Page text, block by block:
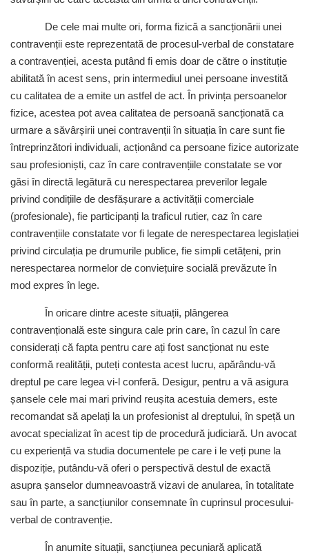
De cele mai multe ori, forma fizică a sancționării unei
contravenții este reprezentată de procesul-verbal de constatare
a contravenției, acesta putând fi emis doar de către o instituție
abilitată în acest sens, prin intermediul unei persoane investită
cu calitatea de a emite un astfel de act. În privința persoanelor
fizice, acestea pot avea calitatea de persoană sancționată ca
urmare a săvârșirii unei contravenții în situația în care sunt fie
întreprinzători individuali, acționând ca persoane fizice autorizate
sau profesioniști, caz în care contravențiile constatate se vor
găsi în directă legătură cu nerespectarea preverilor legale
privind condițiile de desfășurare a activității comerciale
(profesionale), fie participanți la traficul rutier, caz în care
contravențiile constatate vor fi legate de nerespectarea legislației
privind circulația pe drumurile publice, fie simpli cetățeni, prin
nerespectarea normelor de conviețuire socială prevăzute în
mod expres în lege.
În oricare dintre aceste situații, plângerea
contravențională este singura cale prin care, în cazul în care
considerați că fapta pentru care ați fost sancționat nu este
conformă realității, puteți contesta acest lucru, apărându-vă
dreptul pe care legea vi-l conferă. Desigur, pentru a vă asigura
șansele cele mai mari privind reușita acestuia demers, este
recomandat să apelați la un profesionist al dreptului, în speță un
avocat specializat în acest tip de procedură judiciară. Un avocat
cu experiență va studia documentele pe care i le veți pune la
dispoziție, putându-vă oferi o perspectivă destul de exactă
asupra șanselor dumneavoastră vizavi de anularea, în totalitate
sau în parte, a sancțiunilor consemnate în cuprinsul procesului-
verbal de contravenție.
În anumite situații, sancțiunea pecuniară aplicată